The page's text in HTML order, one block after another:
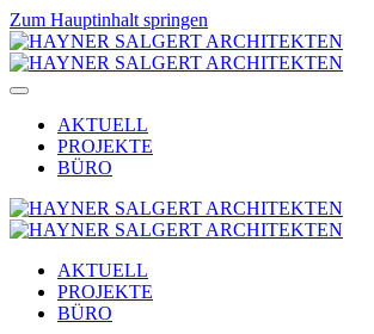
Zum Hauptinhalt springen
AKTUELL
PROJEKTE
BÜRO
AKTUELL
PROJEKTE
BÜRO